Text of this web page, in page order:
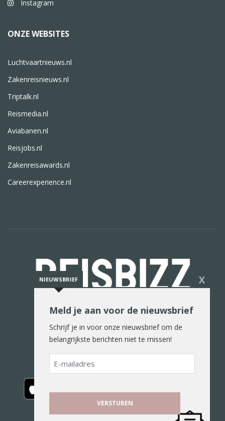
Instagram
ONZE WEBSITES
Luchtvaartnieuws.nl
Zakenreisnieuws.nl
Triptalk.nl
Reismedia.nl
Aviabanen.nl
Reisjobs.nl
Zakenreisawards.nl
Careerexperience.nl
De reiswereld in woord en beeld
NIEUWSBRIEF X
Meld je aan voor de nieuwsbrief
Schrijf je in voor onze nieuwsbrief om de
belangrijkste berichten niet te missen!
E-
mailadres